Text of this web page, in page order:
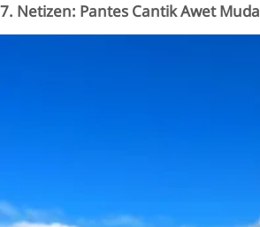
7. Netizen: Pantes Cantik Awet Muda